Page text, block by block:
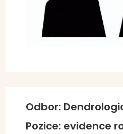
Odbor:
Pozice: evidence